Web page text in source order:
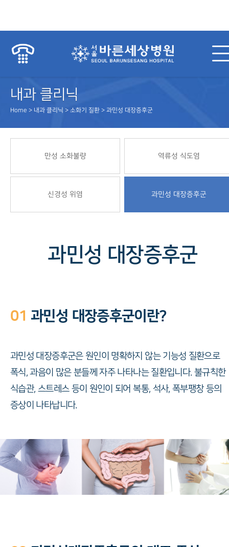
내과 클리닉
Home > 내과 클리닉 > 소화기 질환 > 과민성 대장증후군
만성 소화불량 역류성 식도염
신경성 위염 과민성 대장증후군
과민성 대장증후군
01 과민성 대장증후군이란?
과민성 대장증후군은 원인이 명확하지 않는 기능성 질환으로
폭식, 과음이 많은 분들께 자주 나타나는 질환입니다. 불규칙한
식습관, 스트레스 등이 원인이 되어 복통, 석사, 폭부팽창 등의
증상이 나타납니다.